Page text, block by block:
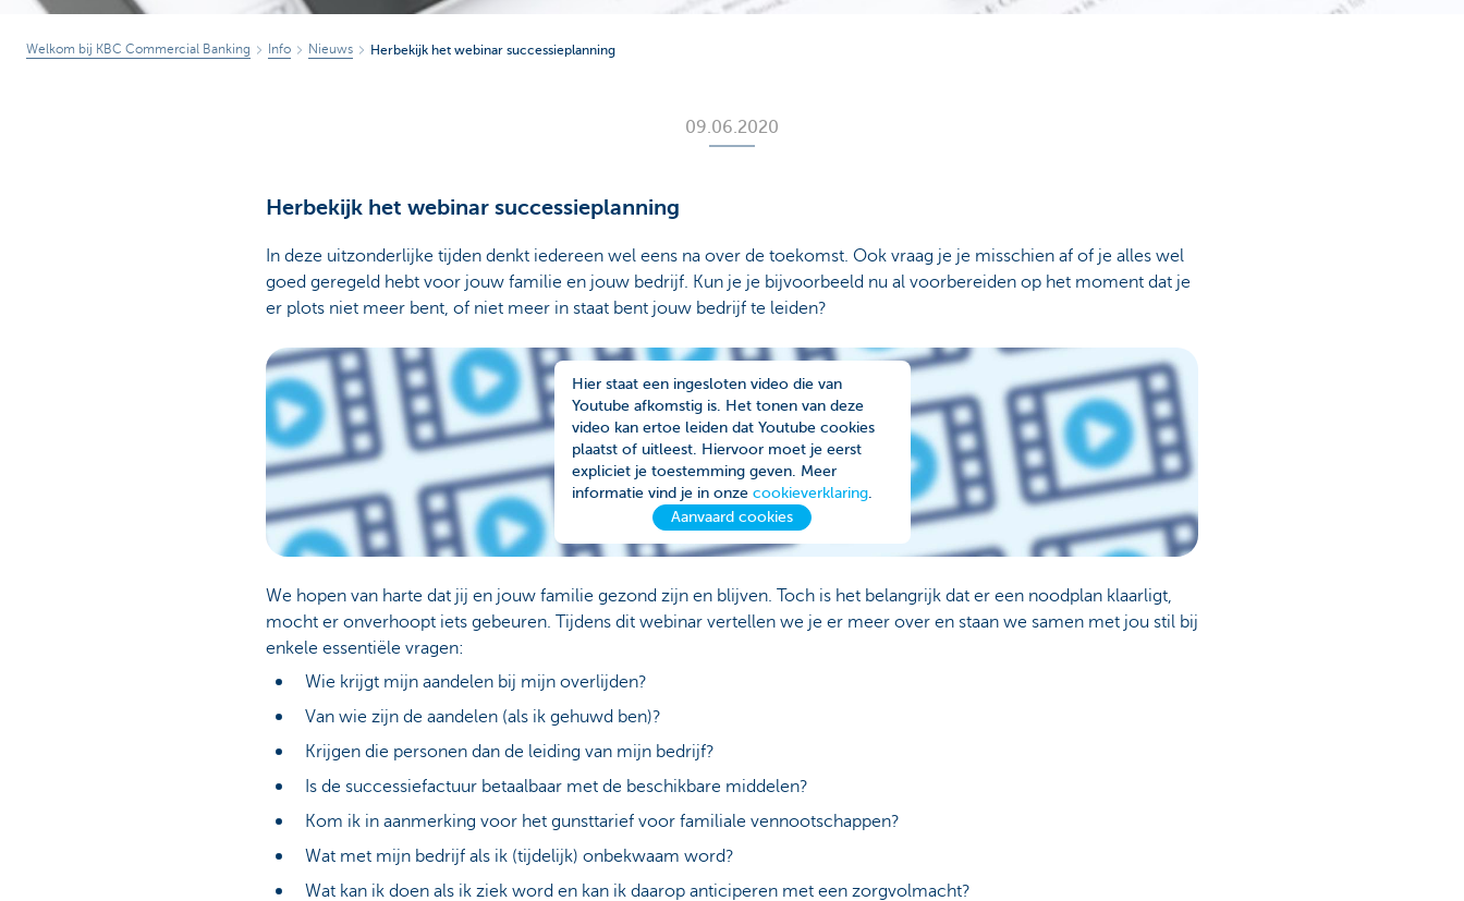
Welkom bij KBC Commercial Banking Info Nieuws Herbekijk het webinar successieplanning
09.06.2020
Herbekijk het webinar successieplanning
In deze uitzonderlijke tijden denkt iedereen wel eens na over de toekomst. Ook vraag je je misschien af of je alles wel
goed geregeld hebt voor jouw familie en jouw bedrijf. Kun je je bijvoorbeeld nu al voorbereiden op het moment dat je
er plots niet meer bent, of niet meer in staat bent jouw bedrijf te leiden?
Hier staat een ingesloten video die van
Youtube afkomstig is. Het tonen van deze
video kan ertoe leiden dat Youtube cookies
plaatst of uitleest. Hiervoor moet je eerst
expliciet je toestemming geven. Meer
informatie vind je in onze cookieverklaring.
Aanvaard cookies
We hopen van harte dat jij en jouw familie gezond zijn en blijven. Toch is het belangrijk dat er een noodplan klaarligt,
mocht er onverhoopt iets gebeuren. Tijdens dit webinar vertellen we je er meer over en staan we samen met jou stil bij
enkele essentiële vragen:
Wie krijgt mijn aandelen bij mijn overlijden?
Van wie zijn de aandelen (als ik gehuwd ben)?
Krijgen die personen dan de leiding van mijn bedrijf?
Is de successiefactuur betaalbaar met de beschikbare middelen?
Kom ik in aanmerking voor het gunsttarief voor familiale vennootschappen?
Wat met mijn bedrijf als ik (tijdelijk) onbekwaam word?
Wat kan ik doen als ik ziek word en kan ik daarop anticiperen met een zorgvolmacht?